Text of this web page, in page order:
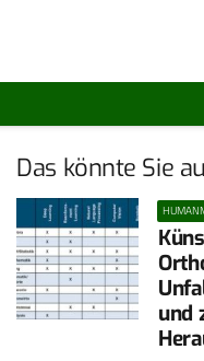
Das könnte Sie
und